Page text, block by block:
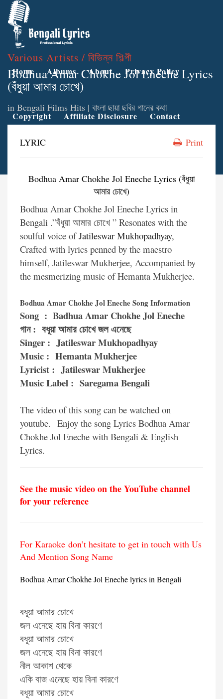
Home Albums About Privacy Policy
Copyright Affiliate Disclosure Contact
Various Artists / বিভিন্ন শিল্পী
Bodhua Amar Chokhe Jol Eneche Lyrics
(বঁধুয়া আমার চোখে)
in Bengali Films Hits | বাংলা ছায়া ছবির গানের কথা
LYRIC Print
Bodhua Amar Chokhe Jol Eneche Lyrics (বঁধুয়া
আমার চোখে)
Bodhua Amar Chokhe Jol Eneche Lyrics in
Bengali .”বঁধুয়া আমার চোখে ” Resonates with the
soulful voice ofJatileswar Mukhopadhyay,
Crafted with lyrics penned by the maestro
himself, Jatileswar Mukherjee, Accompanied by
the mesmerizing music of Hemanta Mukherjee.
Bodhua Amar Chokhe Jol Eneche Song Information
Song : Badhua Amar Chokhe Jol Eneche
গান : বধূয়া আমার চোখে জল এনেছে
Singer : Jatileswar Mukhopadhyay
Music : Hemanta Mukherjee
Lyricist : Jatileswar Mukherjee
Music Label : Saregama Bengali
The video of this song can be watched on
youtube. Enjoy the song Lyrics Bodhua Amar
Chokhe Jol Eneche with Bengali & English
Lyrics.
See the music video on the YouTube channel
for your reference
For Karaoke don’t hesitate to get in touch with Us
And Mention Song Name
Bodhua Amar Chokhe Jol Eneche lyrics in Bengali
বধূয়া আমার চোখে
জল এনেছে হায় বিনা কারণে
বধূয়া আমার চোখে
জল এনেছে হায় বিনা কারণে
নীল আকাশ থেকে
একি বাজ এনেছে হায় বিনা কারণে
বধূয়া আমার চোখে